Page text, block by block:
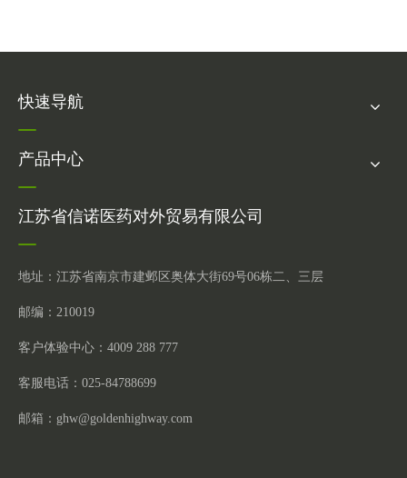
快速导航
产品中心
江苏省信诺医药对外贸易有限公司
地址：江苏省南京市建邺区奥体大街69号06栋二、三层
邮编：210019
客户体验中心：4009 288 777
客服电话：025-84788699
邮箱： ghw@goldenhighway.com